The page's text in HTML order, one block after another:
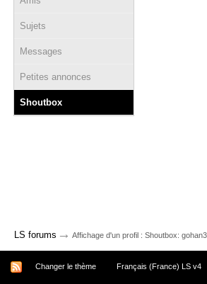
Sujets
Messages
Petites annonces
Shoutbox
LS forums → Affichage d'un profil : Shoutbox:
Changer le thème Français (France) LS v4